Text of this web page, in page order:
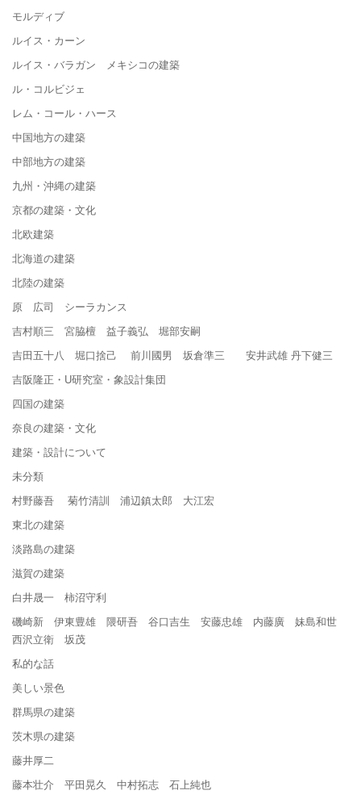
モルディブ
ルイス・カーン
ルイス・バラガン メキシコの建築
ル・コルビジェ
レム・コール・ハース
中国地方の建築
中部地方の建築
九州・沖縄の建築
京都の建築・文化
北欧建築
北海道の建築
北陸の建築
原 広司 シーラカンス
吉村順三 宮脇檀 益子義弘 堀部安嗣
吉田五十八 堀口捨己 前川國男 坂倉準三 安井武雄 丹下健三
吉阪隆正・U研究室・象設計集団
四国の建築
奈良の建築・文化
建築・設計について
未分類
村野藤吾 菊竹清訓 浦辺鎮太郎 大江宏
東北の建築
淡路島の建築
滋賀の建築
白井晟一 柿沼守利
磯崎新 伊東豊雄 隈研吾 谷口吉生 安藤忠雄 内藤廣 妹島和世
西沢立衛 坂茂
私的な話
美しい景色
群馬県の建築
茨木県の建築
藤井厚二
藤本壮介 平田晃久 中村拓志 石上純也